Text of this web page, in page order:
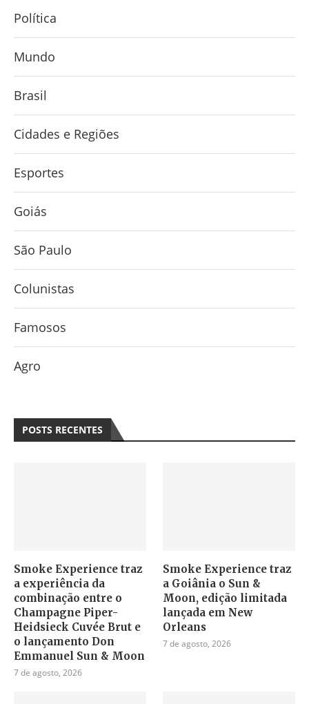
Política
Mundo
Brasil
Cidades e Regiões
Esportes
Goiás
São Paulo
Colunistas
Famosos
Agro
POSTS RECENTES
Smoke Experience traz
a experiência da
combinação entre o
Champagne Piper-
Heidsieck Cuvée Brut e
o lançamento Don
Emmanuel Sun & Moon
7 de agosto, 2026
Smoke Experience traz
a Goiânia o Sun &
Moon, edição limitada
lançada em New
Orleans
7 de agosto, 2026